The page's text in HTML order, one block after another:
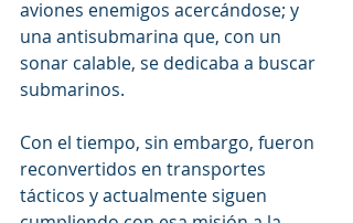
aviones enemigos acercándose; y
una antisubmarina que, con un
sonar calable, se dedicaba a buscar
submarinos.
Con el tiempo, sin embargo, fueron
reconvertidos en transportes
tácticos y actualmente siguen